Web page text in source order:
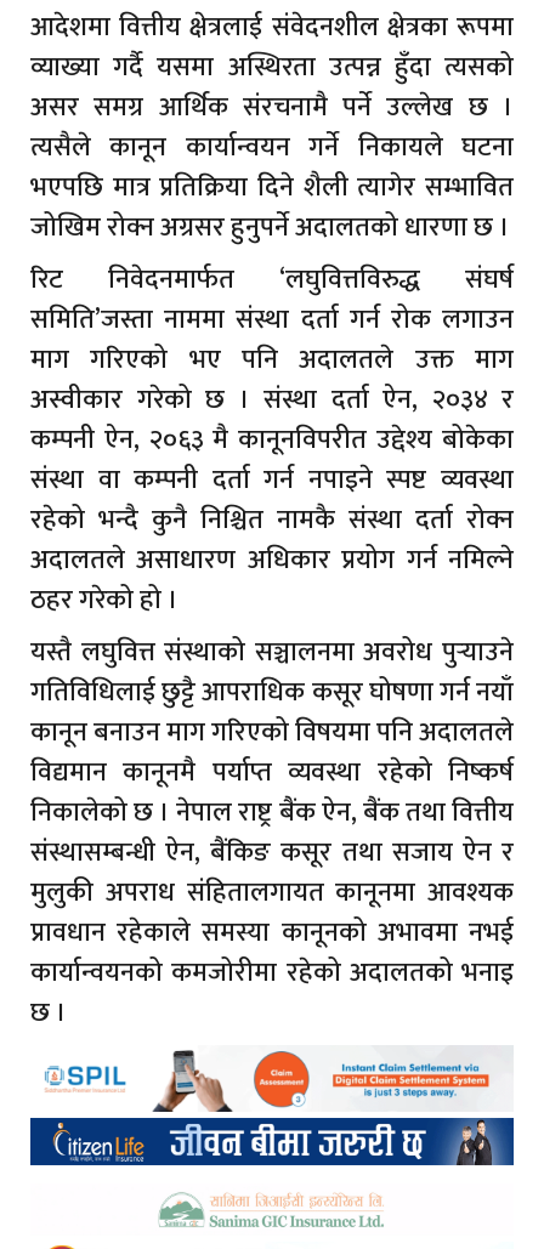
आदेशमा वित्तीय क्षेत्रलाई संवेदनशील क्षेत्रका रूपमा
व्याख्या गर्दै यसमा अस्थिरता उत्पन्न हुँदा त्यसको
असर समग्र आर्थिक संरचनामै पर्ने उल्लेख छ ।
त्यसैले कानून कार्यान्वयन गर्ने निकायले घटना
भएपछि मात्र प्रतिक्रिया दिने शैली त्यागेर सम्भावित
जोखिम रोक्न अग्रसर हुनुपर्ने अदालतको धारणा छ ।
रिट निवेदनमार्फत ‘लघुवित्तविरुद्ध संघर्ष
समिति’जस्ता नाममा संस्था दर्ता गर्न रोक लगाउन
माग गरिएको भए पनि अदालतले उक्त माग
अस्वीकार गरेको छ । संस्था दर्ता ऐन, २०३४ र
कम्पनी ऐन, २०६३ मै कानूनविपरीत उद्देश्य बोकेका
संस्था वा कम्पनी दर्ता गर्न नपाइने स्पष्ट व्यवस्था
रहेको भन्दै कुनै निश्चित नामकै संस्था दर्ता रोक्न
अदालतले असाधारण अधिकार प्रयोग गर्न नमिल्ने
ठहर गरेको हो ।
यस्तै लघुवित्त संस्थाको सञ्चालनमा अवरोध पुर्‍याउने
गतिविधिलाई छुट्टै आपराधिक कसूर घोषणा गर्न नयाँ
कानून बनाउन माग गरिएको विषयमा पनि अदालतले
विद्यमान कानूनमै पर्याप्त व्यवस्था रहेको निष्कर्ष
निकालेको छ । नेपाल राष्ट्र बैंक ऐन, बैंक तथा वित्तीय
संस्थासम्बन्धी ऐन, बैंकिङ कसूर तथा सजाय ऐन र
मुलुकी अपराध संहितालगायत कानूनमा आवश्यक
प्रावधान रहेकाले समस्या कानूनको अभावमा नभई
कार्यान्वयनको कमजोरीमा रहेको अदालतको भनाइ
छ ।